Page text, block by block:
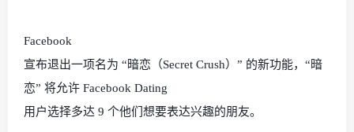
Facebook
宣布退出一项名为 “暗恋（Secret Crush）” 的新功能，“暗
恋” 将允许 Facebook Dating
用户选择多达 9 个他们想要表达兴趣的朋友。